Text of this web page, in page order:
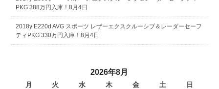
PKG 388万円入庫！8月4日
2018y E220d AVG スポーツ レザーエクスクルーシブ＆レーダーセーフ
ティPKG 330万円入庫！8月4日
2026年8月
月 火 水 木 金 土 日